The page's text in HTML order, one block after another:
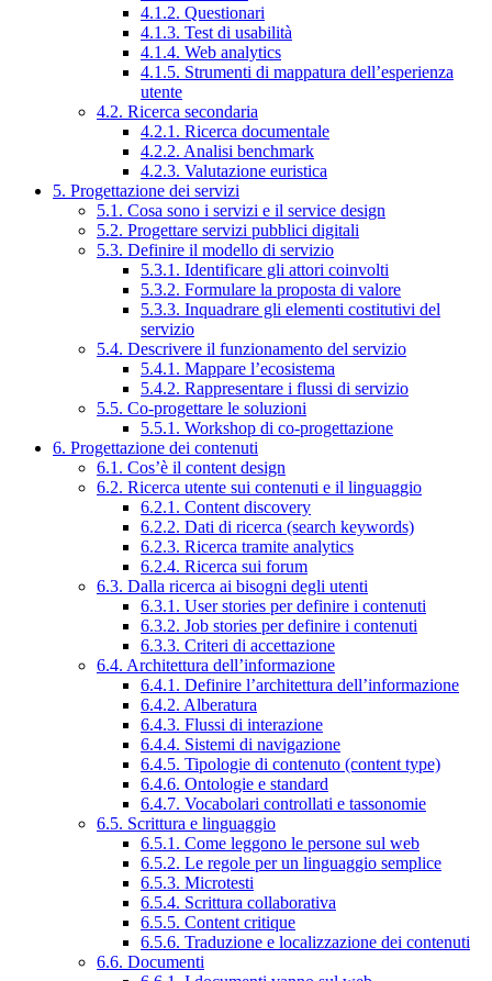
4.1.2. Questionari
4.1.3. Test di usabilità
4.1.4. Web analytics
4.1.5. Strumenti di mappatura dell’esperienza
utente
4.2. Ricerca secondaria
4.2.1. Ricerca documentale
4.2.2. Analisi benchmark
4.2.3. Valutazione euristica
5. Progettazione dei servizi
5.1. Cosa sono i servizi e il service design
5.2. Progettare servizi pubblici digitali
5.3. Definire il modello di servizio
5.3.1. Identificare gli attori coinvolti
5.3.2. Formulare la proposta di valore
5.3.3. Inquadrare gli elementi costitutivi del
servizio
5.4. Descrivere il funzionamento del servizio
5.4.1. Mappare l’ecosistema
5.4.2. Rappresentare i flussi di servizio
5.5. Co-progettare le soluzioni
5.5.1. Workshop di co-progettazione
6. Progettazione dei contenuti
6.1. Cos’è il content design
6.2. Ricerca utente sui contenuti e il linguaggio
6.2.1. Content discovery
6.2.2. Dati di ricerca (search keywords)
6.2.3. Ricerca tramite analytics
6.2.4. Ricerca sui forum
6.3. Dalla ricerca ai bisogni degli utenti
6.3.1. User stories per definire i contenuti
6.3.2. Job stories per definire i contenuti
6.3.3. Criteri di accettazione
6.4. Architettura dell’informazione
6.4.1. Definire l’architettura dell’informazione
6.4.2. Alberatura
6.4.3. Flussi di interazione
6.4.4. Sistemi di navigazione
6.4.5. Tipologie di contenuto (content type)
6.4.6. Ontologie e standard
6.4.7. Vocabolari controllati e tassonomie
6.5. Scrittura e linguaggio
6.5.1. Come leggono le persone sul web
6.5.2. Le regole per un linguaggio semplice
6.5.3. Microtesti
6.5.4. Scrittura collaborativa
6.5.5. Content critique
6.5.6. Traduzione e localizzazione dei contenuti
6.6. Documenti